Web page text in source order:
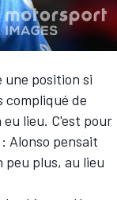
position si
compliqué de
lieu. C'est pour
Alonso pensait
plus, au lieu